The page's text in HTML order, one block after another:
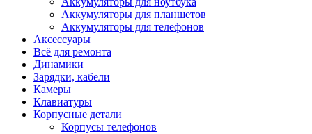
Аккумуляторы для планшетов
Аккумуляторы для телефонов
Аксессуары
Всё для ремонта
Динамики
Зарядки, кабели
Камеры
Клавиатуры
Корпусные детали
Корпусы телефонов